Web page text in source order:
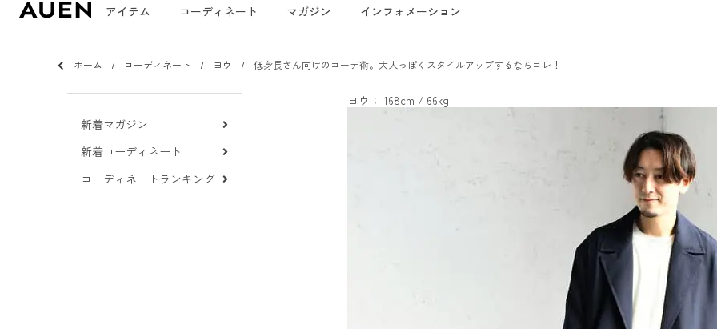
アイテム コーディネート マガジン インフォメーション
ホーム コーディネート ヨウ 低身長さん向けのコーデ術。大人っぽくスタイルアップするならコレ！
新着マガジン
新着コーディネート
コーディネートランキング
ヨウ： 168cm / 66kg